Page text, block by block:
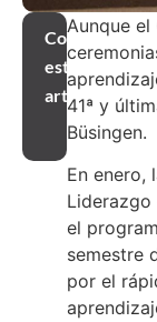
Compartir
este
artículo
Aunque
41ª y
Büsingen.
En enero,
el
semestre
por el